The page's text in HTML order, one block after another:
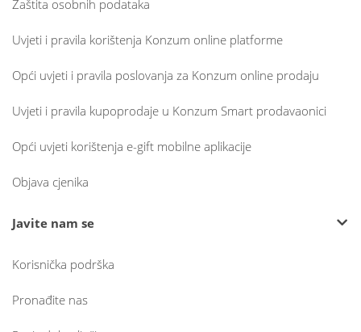
Zaštita osobnih podataka
Uvjeti i pravila korištenja Konzum online platforme
Opći uvjeti i pravila poslovanja za Konzum online prodaju
Uvjeti i pravila kupoprodaje u Konzum Smart prodavaonici
Opći uvjeti korištenja e-gift mobilne aplikacije
Objava cjenika
Javite nam se
Korisnička podrška
Pronađite nas